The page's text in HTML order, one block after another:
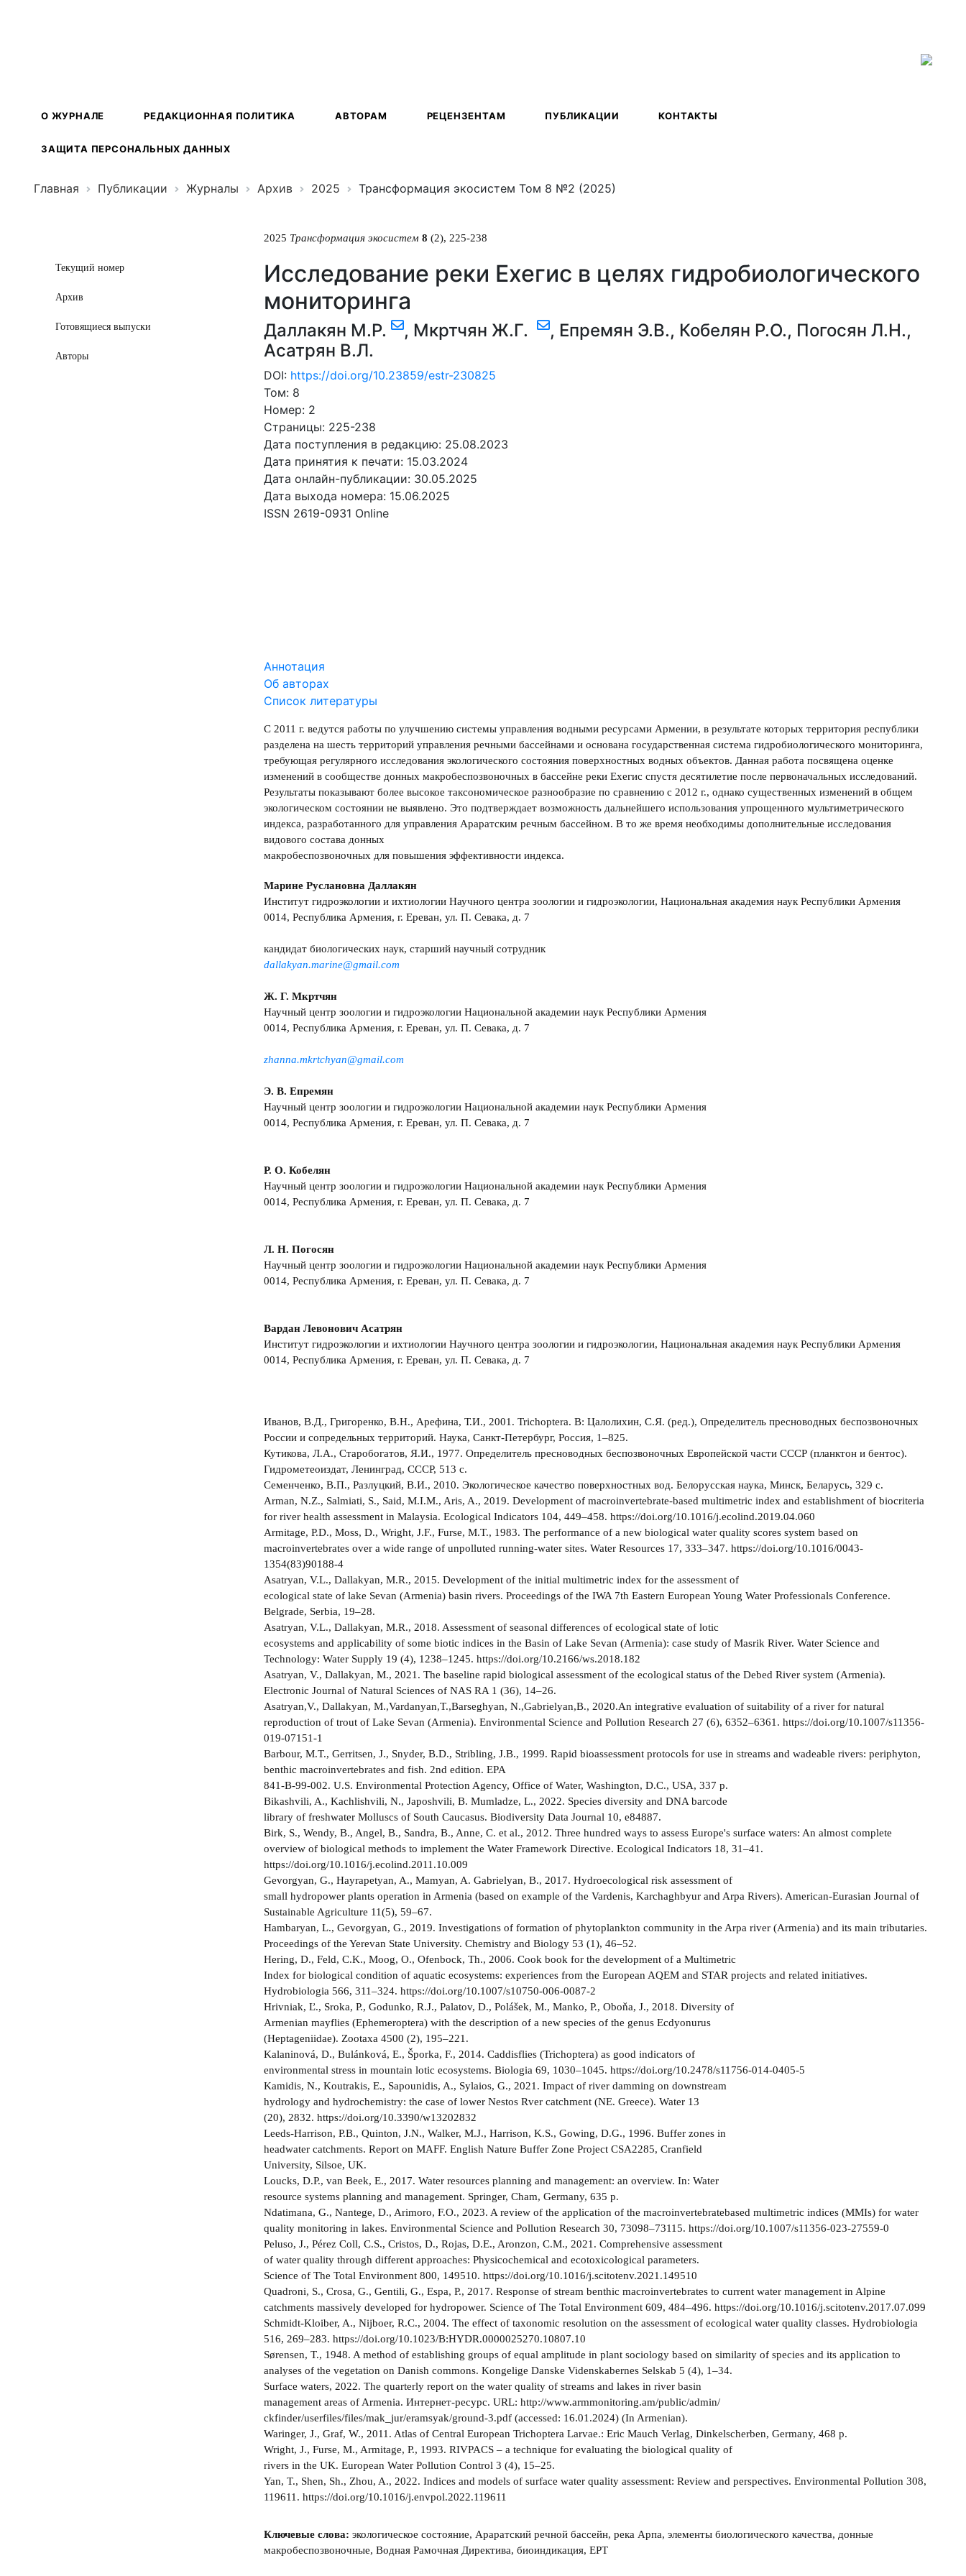
О ЖУРНАЛЕ РЕДАКЦИОННАЯ ПОЛИТИКА АВТОРАМ РЕЦЕНЗЕНТАМ ПУБЛИКАЦИИ КОНТАКТЫ
ЗАЩИТА ПЕРСОНАЛЬНЫХ ДАННЫХ
Главная Публикации Журналы Архив 2025 Трансформация экосистем Том 8 №2 (2025)
Текущий номер
Архив
Готовящиеся выпуски
Авторы
2025 Трансформация экосистем 8 (2), 225-238
Исследование реки Ехегис в целях гидробиологического
мониторинга
Даллакян М.Р. , Мкртчян Ж.Г. , Епремян Э.В., Кобелян Р.О., Погосян Л.Н.,
Асатрян В.Л.
DOI: https://doi.org/10.23859/estr-230825
Том: 8
Номер: 2
Страницы: 225-238
Дата поступления в редакцию: 25.08.2023
Дата принятия к печати: 15.03.2024
Дата онлайн-публикации: 30.05.2025
Дата выхода номера: 15.06.2025
ISSN 2619-0931 Online
Аннотация
Об авторах
Список литературы
С 2011 г. ведутся работы по улучшению системы управления водными ресурсами Армении, в результате которых территория республики
разделена на шесть территорий управления речными бассейнами и основана государственная система гидробиологического мониторинга,
требующая регулярного исследования экологического состояния поверхностных водных объектов. Данная работа посвящена оценке
изменений в сообществе донных макробеспозвоночных в бассейне реки Ехегис спустя десятилетие после первоначальных исследований.
Результаты показывают более высокое таксономическое разнообразие по сравнению с 2012 г., однако существенных изменений в общем
экологическом состоянии не выявлено. Это подтверждает возможность дальнейшего использования упрощенного мультиметрического
индекса, разработанного для управления Араратским речным бассейном. В то же время необходимы дополнительные исследования
видового состава донных
макробеспозвоночных для повышения эффективности индекса.
Марине Руслановна Даллакян
Институт гидроэкологии и ихтиологии Научного центра зоологии и гидроэкологии, Национальная академия наук Республики Армения
0014, Республика Армения, г. Ереван, ул. П. Севака, д. 7
кандидат биологических наук, старший научный сотрудник
dallakyan.marine@gmail.com
Ж. Г. Мкртчян
Научный центр зоологии и гидроэкологии Национальной академии наук Республики Армения
0014, Республика Армения, г. Ереван, ул. П. Севака, д. 7
zhanna.mkrtchyan@gmail.com
Э. В. Епремян
Научный центр зоологии и гидроэкологии Национальной академии наук Республики Армения
0014, Республика Армения, г. Ереван, ул. П. Севака, д. 7
Р. О. Кобелян
Научный центр зоологии и гидроэкологии Национальной академии наук Республики Армения
0014, Республика Армения, г. Ереван, ул. П. Севака, д. 7
Л. Н. Погосян
Научный центр зоологии и гидроэкологии Национальной академии наук Республики Армения
0014, Республика Армения, г. Ереван, ул. П. Севака, д. 7
Вардан Левонович Асатрян
Институт гидроэкологии и ихтиологии Научного центра зоологии и гидроэкологии, Национальная академия наук Республики Армения
0014, Республика Армения, г. Ереван, ул. П. Севака, д. 7
Иванов, В.Д., Григоренко, В.Н., Арефина, Т.И., 2001. Trichoptera. В: Цалолихин, С.Я. (ред.), Определитель пресноводных беспозвоночных
России и сопредельных территорий. Наука, Санкт-Петербург, Россия, 1–825.
Кутикова, Л.А., Старобогатов, Я.И., 1977. Определитель пресноводных беспозвоночных Европейской части СССР (планктон и бентос).
Гидрометеоиздат, Ленинград, СССР, 513 с.
Семенченко, В.П., Разлуцкий, В.И., 2010. Экологическое качество поверхностных вод. Белорусская наука, Минск, Беларусь, 329 с.
Arman, N.Z., Salmiati, S., Said, M.I.M., Aris, A., 2019. Development of macroinvertebrate-based multimetric index and establishment of biocriteria
for river health assessment in Malaysia. Ecological Indicators 104, 449–458. https://doi.org/10.1016/j.ecolind.2019.04.060
Armitage, P.D., Moss, D., Wright, J.F., Furse, M.T., 1983. The performance of a new biological water quality scores system based on
macroinvertebrates over a wide range of unpolluted running-water sites. Water Resources 17, 333–347. https://doi.org/10.1016/0043-
1354(83)90188-4
Asatryan, V.L., Dallakyan, M.R., 2015. Development of the initial multimetric index for the assessment of
ecological state of lake Sevan (Armenia) basin rivers. Proceedings of the IWA 7th Eastern European Young Water Professionals Conference.
Belgrade, Serbia, 19–28.
Asatryan, V.L., Dallakyan, M.R., 2018. Assessment of seasonal differences of ecological state of lotic
ecosystems and applicability of some biotic indices in the Basin of Lake Sevan (Armenia): case study of Masrik River. Water Science and
Technology: Water Supply 19 (4), 1238–1245. https://doi.org/10.2166/ws.2018.182
Asatryan, V., Dallakyan, M., 2021. The baseline rapid biological assessment of the ecological status of the Debed River system (Armenia).
Electronic Journal of Natural Sciences of NAS RA 1 (36), 14–26.
Asatryan,V., Dallakyan, M.,Vardanyan,T.,Barseghyan, N.,Gabrielyan,B., 2020.An integrative evaluation of suitability of a river for natural
reproduction of trout of Lake Sevan (Armenia). Environmental Science and Pollution Research 27 (6), 6352–6361. https://doi.org/10.1007/s11356-
019-07151-1
Barbour, M.T., Gerritsen, J., Snyder, B.D., Stribling, J.B., 1999. Rapid bioassessment protocols for use in streams and wadeable rivers: periphyton,
benthic macroinvertebrates and fish. 2nd edition. EPA
841-B-99-002. U.S. Environmental Protection Agency, Office of Water, Washington, D.C., USA, 337 p.
Bikashvili, A., Kachlishvili, N., Japoshvili, B. Mumladze, L., 2022. Species diversity and DNA barcode
library of freshwater Molluscs of South Caucasus. Biodiversity Data Journal 10, e84887.
Birk, S., Wendy, B., Angel, B., Sandra, B., Anne, C. et al., 2012. Three hundred ways to assess Europe's surface waters: An almost complete
overview of biological methods to implement the Water Framework Directive. Ecological Indicators 18, 31–41.
https://doi.org/10.1016/j.ecolind.2011.10.009
Gevorgyan, G., Hayrapetyan, A., Mamyan, A. Gabrielyan, B., 2017. Hydroecological risk assessment of
small hydropower plants operation in Armenia (based on example of the Vardenis, Karchaghbyur and Arpa Rivers). American-Eurasian Journal of
Sustainable Agriculture 11(5), 59–67.
Hambaryan, L., Gevorgyan, G., 2019. Investigations of formation of phytoplankton community in the Arpa river (Armenia) and its main tributaries.
Proceedings of the Yerevan State University. Chemistry and Biology 53 (1), 46–52.
Hering, D., Feld, C.K., Moog, O., Ofenbock, Th., 2006. Cook book for the development of a Multimetric
Index for biological condition of aquatic ecosystems: experiences from the European AQEM and STAR projects and related initiatives.
Hydrobiologia 566, 311–324. https://doi.org/10.1007/s10750-006-0087-2
Hrivniak, Ľ., Sroka, P., Godunko, R.J., Palatov, D., Polášek, M., Manko, P., Oboňa, J., 2018. Diversity of
Armenian mayflies (Ephemeroptera) with the description of a new species of the genus Ecdyonurus
(Heptageniidae). Zootaxa 4500 (2), 195–221.
Kalaninová, D., Bulánková, E., Šporka, F., 2014. Caddisflies (Trichoptera) as good indicators of
environmental stress in mountain lotic ecosystems. Biologia 69, 1030–1045. https://doi.org/10.2478/s11756-014-0405-5
Kamidis, N., Koutrakis, E., Sapounidis, A., Sylaios, G., 2021. Impact of river damming on downstream
hydrology and hydrochemistry: the case of lower Nestos Rver catchment (NE. Greece). Water 13
(20), 2832. https://doi.org/10.3390/w13202832
Leeds-Harrison, P.B., Quinton, J.N., Walker, M.J., Harrison, K.S., Gowing, D.G., 1996. Buffer zones in
headwater catchments. Report on MAFF. English Nature Buffer Zone Project CSA2285, Cranfield
University, Silsoe, UK.
Loucks, D.P., van Beek, E., 2017. Water resources planning and management: an overview. In: Water
resource systems planning and management. Springer, Cham, Germany, 635 p.
Ndatimana, G., Nantege, D., Arimoro, F.O., 2023. A review of the application of the macroinvertebratebased multimetric indices (MMIs) for water
quality monitoring in lakes. Environmental Science and Pollution Research 30, 73098–73115. https://doi.org/10.1007/s11356-023-27559-0
Peluso, J., Pérez Coll, C.S., Cristos, D., Rojas, D.E., Aronzon, C.M., 2021. Comprehensive assessment
of water quality through different approaches: Physicochemical and ecotoxicological parameters.
Science of The Total Environment 800, 149510. https://doi.org/10.1016/j.scitotenv.2021.149510
Quadroni, S., Crosa, G., Gentili, G., Espa, P., 2017. Response of stream benthic macroinvertebrates to current water management in Alpine
catchments massively developed for hydropower. Science of The Total Environment 609, 484–496. https://doi.org/10.1016/j.scitotenv.2017.07.099
Schmidt-Kloiber, A., Nijboer, R.C., 2004. The effect of taxonomic resolution on the assessment of ecological water quality classes. Hydrobiologia
516, 269–283. https://doi.org/10.1023/B:HYDR.0000025270.10807.10
Sørensen, T., 1948. A method of establishing groups of equal amplitude in plant sociology based on similarity of species and its application to
analyses of the vegetation on Danish commons. Kongelige Danske Videnskabernes Selskab 5 (4), 1–34.
Surface waters, 2022. The quarterly report on the water quality of streams and lakes in river basin
management areas of Armenia. Интернет-ресурс. URL: http://www.armmonitoring.am/public/admin/
ckfinder/userfiles/files/mak_jur/eramsyak/ground-3.pdf (accessed: 16.01.2024) (In Armenian).
Waringer, J., Graf, W., 2011. Atlas of Central European Trichoptera Larvae.: Eric Mauch Verlag, Dinkelscherben, Germany, 468 p.
Wright, J., Furse, M., Armitage, P., 1993. RIVPACS – a technique for evaluating the biological quality of
rivers in the UK. European Water Pollution Control 3 (4), 15–25.
Yan, T., Shen, Sh., Zhou, A., 2022. Indices and models of surface water quality assessment: Review and perspectives. Environmental Pollution 308,
119611. https://doi.org/10.1016/j.envpol.2022.119611
Ключевые слова: экологическое состояние, Араратский речной бассейн, река Арпа, элементы биологического качества, донные
макробеспозвоночные, Водная Рамочная Директива, биоиндикация, EPT